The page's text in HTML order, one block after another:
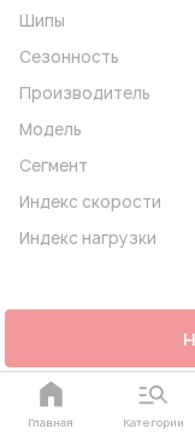
Шипы
Сезонность
Производитель
Модель
Сегмент
Индекс скорости
Индекс нагрузки
Главная Категории